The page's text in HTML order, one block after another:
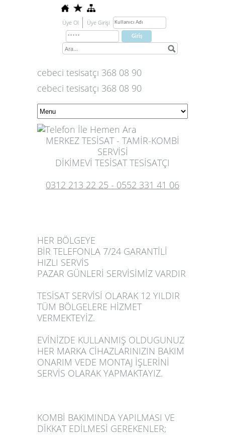
Üye Ol Üye Girişi
cebeci tesisatçı 368 08 90
cebeci tesisatçı 368 08 90
MERKEZ TESİSAT - TAMİR-KOMBİ
SERVİSİ
DİKİMEVİ TESİSAT TESİSATÇI
0312 213 22 25 - 0552 331 41 06
HER BÖLGEYE
BİR TELEFONLA 7/24 GARANTİLİ
HIZLI SERVİS
PAZAR GÜNLERİ SERVİSİMİZ VARDIR
TESİSAT SERVİSİ OLARAK 12 YILDIR
TÜM BÖLGELERE HİZMET
VERMEKTEYİZ.
EVİNİZDE KULLANMIŞ OLDUGUNUZ
HER MARKA CİHAZLARINIZIN BAKIM
ONARIM VEDE MONTAJ İŞLERİNİ
SERVİS OLARAK YAPMAKTAYIZ.
KOMBİ BAKIMINDA YAPILMASI VE
DİKKAT EDİLMESİ GEREKENLER;